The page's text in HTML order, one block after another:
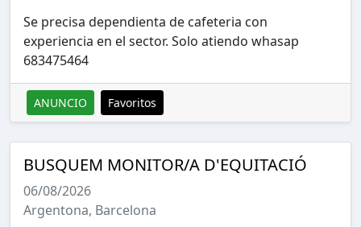
Se precisa dependienta de cafeteria con
experiencia en el sector. Solo atiendo whasap
683475464
ANUNCIO Favoritos
BUSQUEM MONITOR/A D'EQUITACIÓ
06/08/2026
Argentona, Barcelona